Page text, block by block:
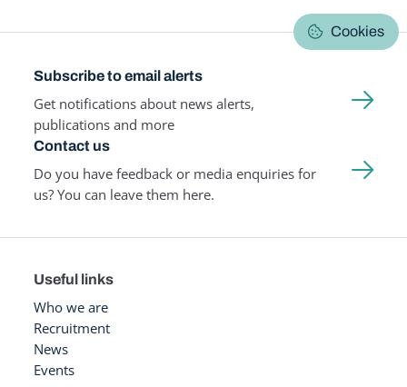
Cookies
Subscribe to email alerts
Get notifications about news alerts,
publications and more
Contact us
Do you have feedback or media enquiries for
us? You can leave them here.
Useful links
Who we are
Recruitment
News
Events